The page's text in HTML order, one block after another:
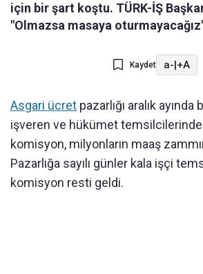
için bir şart koştu. TÜRK-İŞ
"Olmazsa masaya
Kaydet a-|+A
Asgari ücret pazarlığı aralık
işveren ve hükümet
komisyon, milyonların maaş
Pazarlığa sayılı günler kala işçi
komisyon resti geldi.